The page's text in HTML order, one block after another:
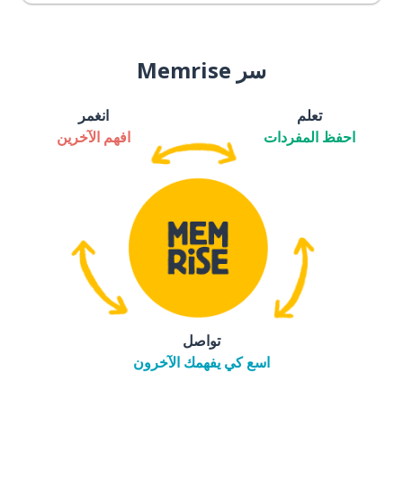
سر Memrise
تعلم
احفظ المفردات
انغمر
افهم الآخرين
تواصل
اسع كي يفهمك الآخرون